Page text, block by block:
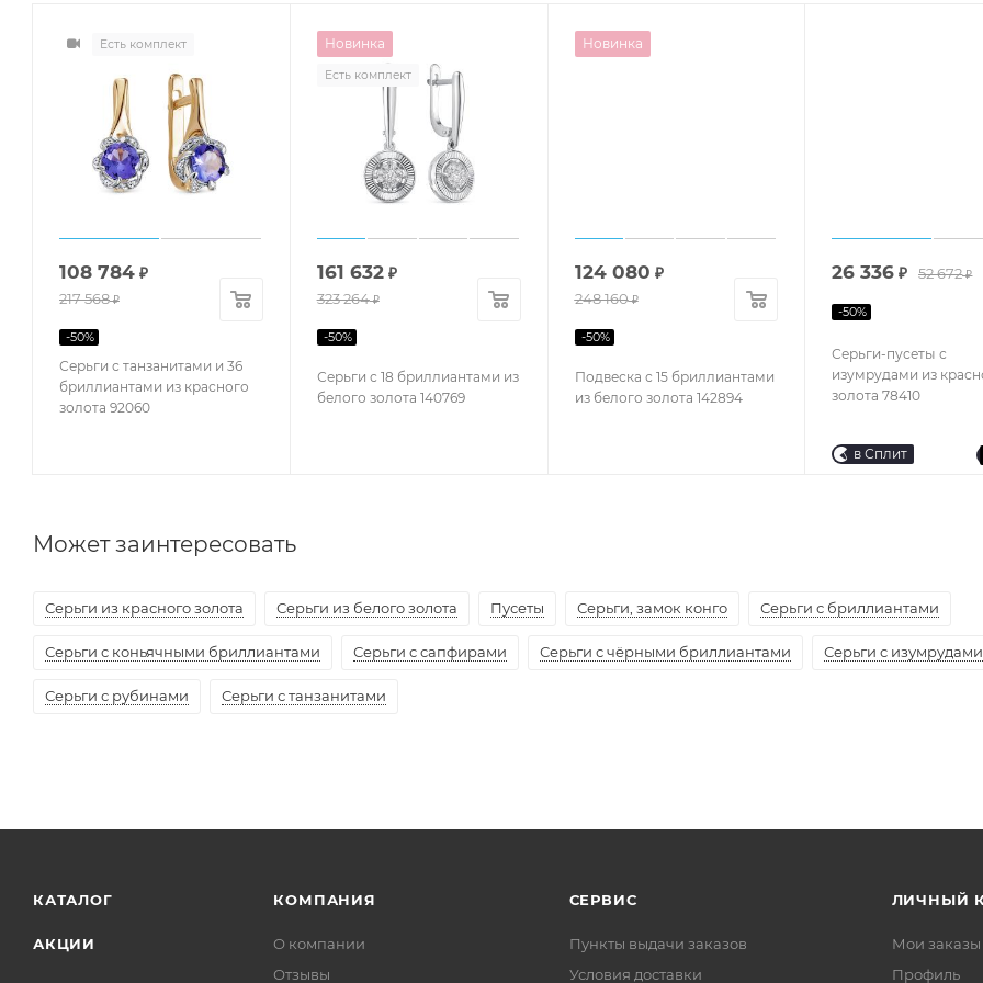
Есть комплект
Серьги с танзанитами и 36
бриллиантами из красного
золота 92060
108 784 ₽
217 568₽
-50%
Новинка
Есть комплект
Серьги с 18 бриллиантами из
белого золота 140769
161 632₽
323 264₽
-50%
Новинка
Подвеска с 15 бриллиантами
из белого золота 142894
124 080 ₽
248 160₽
-50%
Серьги-пусеты с
изумрудами из
золота 78410
26 336 ₽ 52 672₽
-50%
в Сплит
Может заинтересовать
Серьги из красного золота Серьги из белого золота Пусеты Серьги, замок конго Серьги с бриллиантами
Серьги с коньячными бриллиантами Серьги с сапфирами Серьги с чёрными бриллиантами Серьги с изумрудами
Серьги с рубинами Серьги с танзанитами
КАТАЛОГ
АКЦИИ
КОМПАНИЯ
О компании
Отзывы
СЕРВИС
Пункты выдачи заказов
Условия доставки
ЛИЧНЫЙ
Мои заказы
Профиль